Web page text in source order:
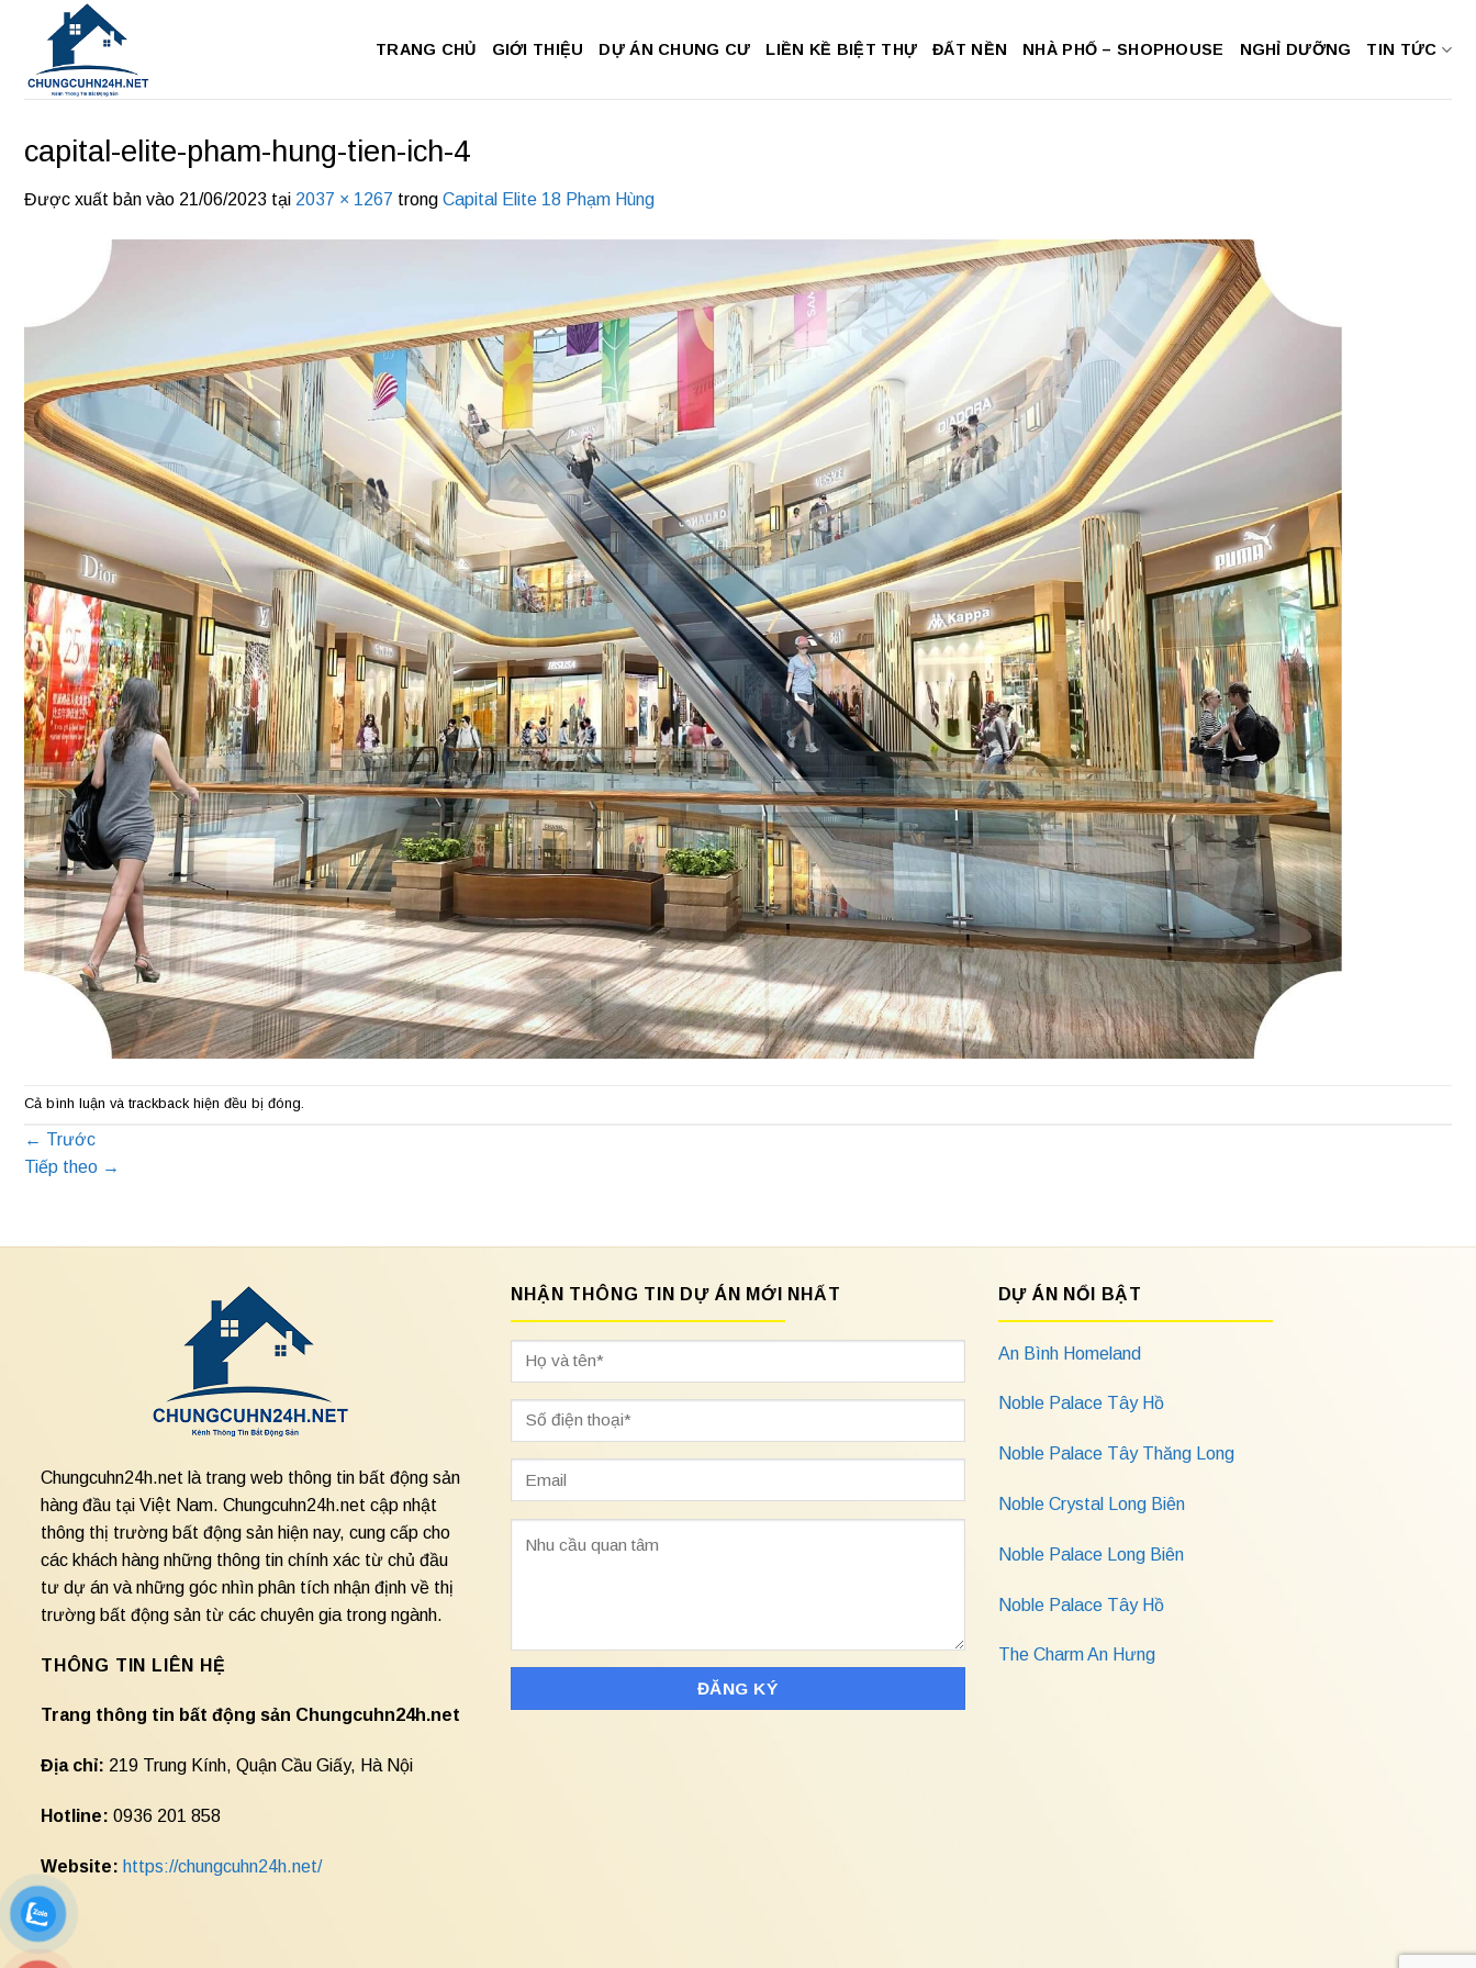
dung
TRANG CHỦ GIỚI THIỆU DỰ ÁN CHUNG CƯ LIỀN KỀ BIỆT THỰ ĐẤT NỀN NHÀ PHỐ – SHOPHOUSE NGHỈ DƯỠNG TIN TỨC
capital-elite-pham-hung-tien-ich-4
Được xuất bản vào 21/06/2023 tại 2037 × 1267 trong Capital Elite 18 Phạm Hùng
Cả bình luận và trackback hiện đều bị đóng.
← Trước
Tiếp theo →
Chungcuhn24h.net là trang web thông tin bất động sản
hàng đầu tại Việt Nam. Chungcuhn24h.net cập nhật
thông thị trường bất động sản hiện nay, cung cấp cho
các khách hàng những thông tin chính xác từ chủ đầu
tư dự án và những góc nhìn phân tích nhận định về thị
trường bất động sản từ các chuyên gia trong ngành.
THÔNG TIN LIÊN HỆ
Trang thông tin bất động sản Chungcuhn24h.net
Địa chỉ: 219 Trung Kính, Quận Cầu Giấy, Hà Nội
Hotline: 0936 201 858
Website: https://chungcuhn24h.net/
NHẬN THÔNG TIN DỰ ÁN MỚI NHẤT DỰ ÁN NỔI BẬT
An Bình Homeland
Noble Palace Tây Hồ
Noble Palace Tây Thăng Long
Noble Crystal Long Biên
Noble Palace Long Biên
Noble Palace Tây Hồ
The Charm An Hưng